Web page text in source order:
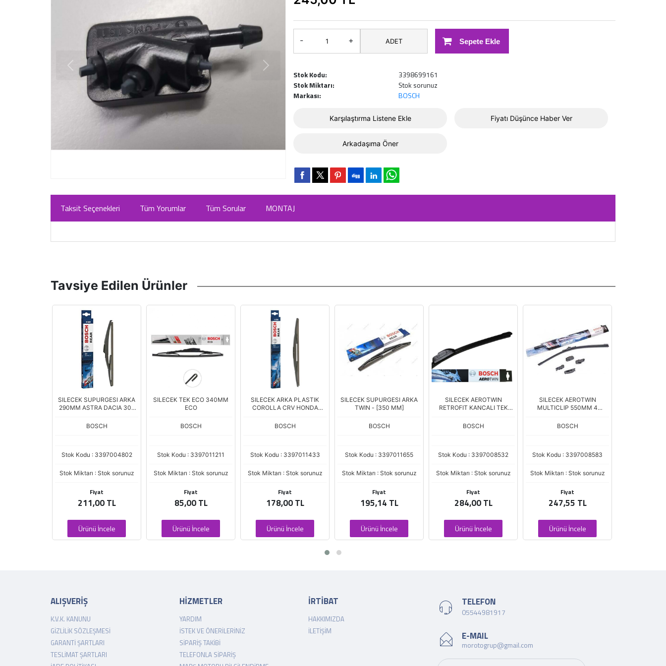
- + ADET Sepete Ekle
Stok Kodu:
3398699161
Stok Miktarı:
Stok sorunuz
Markası:
BOSCH
Karşılaştırma Listene Ekle Fiyatı Düşünce Haber Ver
Arkadaşıma Öner
Taksit Seçenekleri Tüm Yorumlar Tüm Sorular MONTAJ
Tavsiye Edilen Ürünler
SILECEK SUPURGESI ARKA
290MM ASTRA DACIA 308
BOSCH
Stok Kodu : 3397004802
Stok Miktarı : Stok sorunuz
Fiyat
211,00 TL
Ürünü İncele
SILECEK TEK ECO 340MM
ECO
BOSCH
Stok Kodu : 3397011211
Stok Miktarı : Stok sorunuz
Fiyat
85,00 TL
Ürünü İncele
SILECEK ARKA PLASTIK
COROLLA CRV HONDA
BOSCH
Stok Kodu : 3397011433
Stok Miktarı : Stok sorunuz
Fiyat
178,00 TL
Ürünü İncele
SILECEK SUPURGESI ARKA
TWIN - [350 MM]
BOSCH
Stok Kodu : 3397011655
Stok Miktarı : Stok sorunuz
Fiyat
195,14 TL
Ürünü İncele
SILECEK AEROTWIN
RETROFIT KANCALI TEK
BOSCH
Stok Kodu : 3397008532
Stok Miktarı : Stok sorunuz
Fiyat
284,00 TL
Ürünü İncele
SILECEK AEROTWIN
MULTICLIP 550MM 4
BOSCH
Stok Kodu : 3397008583
Stok Miktarı : Stok sorunuz
Fiyat
247,55 TL
Ürünü İncele
ALIŞVERİŞ
K.V.K. KANUNU
GIZLILIK SÖZLEŞMESI
GARANTI ŞARTLARI
TESLIMAT ŞARTLARI
HİZMETLER
YARDIM
İSTEK VE ÖNERILERINIZ
SIPARIŞ TAKIBI
TELEFONLA SIPARIŞ
İRTİBAT
HAKKIMIZDA
İLETIŞIM
TELEFON
05544981917
E-MAIL
morotogrup@gmail.com